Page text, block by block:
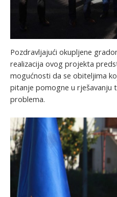
Pozdravljajući okupljene
realizacija ovog projekta
mogućnosti da se obiteljima
pitanje pomogne u rješavanju
problema.